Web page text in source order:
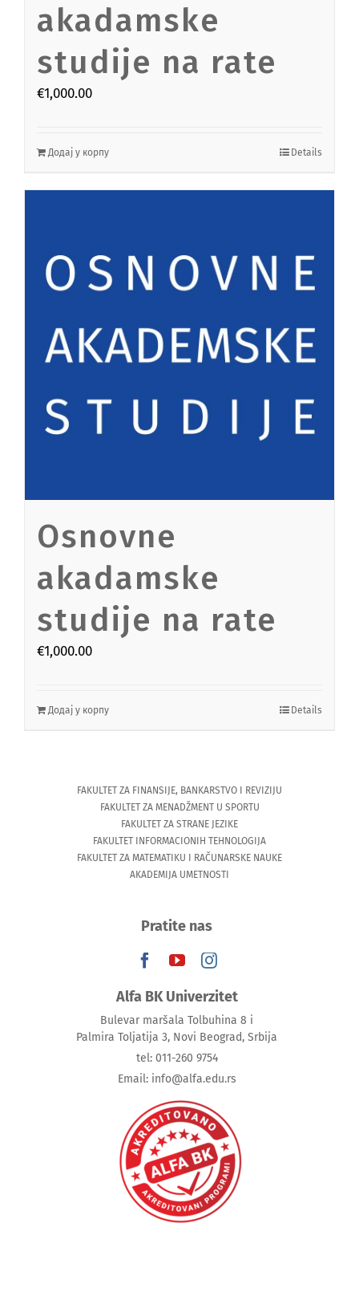
akadamske
studije na rate
€1,000.00
Додај у корпу Details
Osnovne
akadamske
studije na rate
€1,000.00
Додај у корпу Details
FAKULTET ZA FINANSIJE, BANKARSTVO I REVIZIJU
FAKULTET ZA MENADŽMENT U SPORTU
FAKULTET ZA STRANE JEZIKE
FAKULTET INFORMACIONIH TEHNOLOGIJA
FAKULTET ZA MATEMATIKU I RAČUNARSKE NAUKE
AKADEMIJA UMETNOSTI
Pratite nas
Alfa BK Univerzitet
Bulevar maršala Tolbuhina 8 i
Palmira Toljatija 3, Novi Beograd, Srbija
tel: 011-260 9754
Email: info@alfa.edu.rs